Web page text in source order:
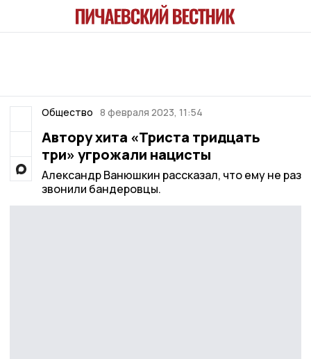
Общество 8 февраля 2023, 11:54
Автору хита «Триста тридцать
три» угрожали нацисты
Александр Ванюшкин рассказал, что ему не раз
звонили бандеровцы.